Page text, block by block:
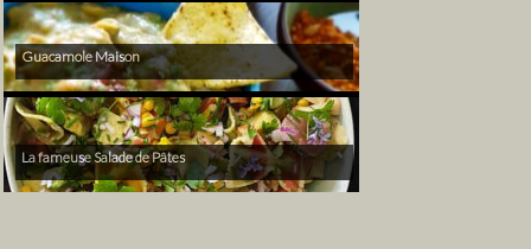
Guacamole Maison
La fameuse Salade de Pâtes